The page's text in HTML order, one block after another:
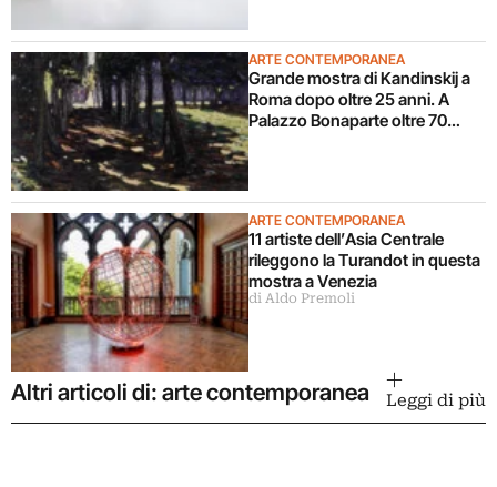
ARTE CONTEMPORANEA
Grande mostra di Kandinskij a
Roma dopo oltre 25 anni. A
Palazzo Bonaparte oltre 70
ARTE CONTEMPORANEA
11 artiste dell’Asia Centrale
rileggono la Turandot in questa
mostra a Venezia
di Aldo Premoli
Altri articoli di: arte contemporanea Leggi di più